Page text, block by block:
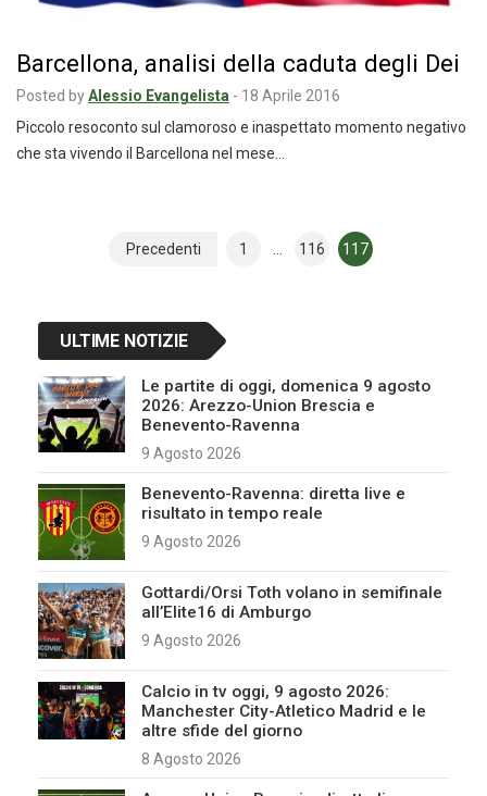
Barcellona, analisi della caduta degli Dei
Posted byAlessio Evangelista - 18 Aprile 2016
Piccolo resoconto sul clamoroso e inaspettato momento negativo
che sta vivendo il Barcellona nel mese…
NavigazionePrecedenti 1 116 117
ULTIME NOTIZIE
Le partite di oggi, domenica 9 agosto
2026: Arezzo-Union Brescia e
Benevento-Ravenna
9 Agosto 2026
Benevento-Ravenna: diretta live e
risultato in tempo reale
9 Agosto 2026
Gottardi/Orsi Toth volano in semifinale
all’Elite16 di Amburgo
9 Agosto 2026
Calcio in tv oggi, 9 agosto 2026:
Manchester City-Atletico Madrid e le
altre sfide del giorno
8 Agosto 2026